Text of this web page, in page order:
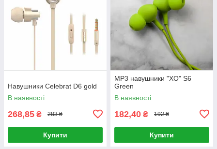
Навушники Celebrat D6 gold
В наявності
268,85 ₴ 283 ₴
Купити
MP3 навушники "XO" S6
Green
В наявності
182,40 ₴ 192 ₴
Купити